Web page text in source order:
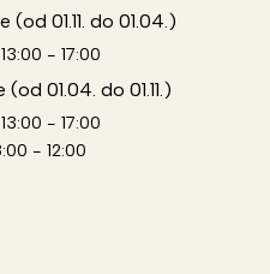
01.11. do 01.04.)
- 17:00
01.04. do 01.11.)
- 17:00
- 12:00